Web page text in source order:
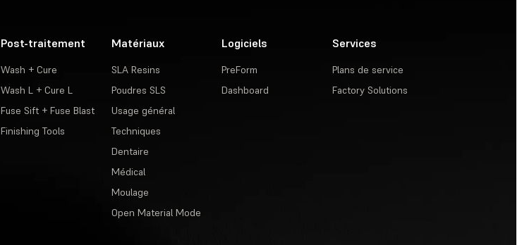
Post-traitement
Wash + Cure
Wash L + Cure L
Fuse Sift + Fuse Blast
Finishing Tools
Matériaux
SLA Resins
Poudres SLS
Usage général
Techniques
Dentaire
Médical
Moulage
Open Material Mode
Logiciels
PreForm
Dashboard
Services
Plans de service
Factory Solutions